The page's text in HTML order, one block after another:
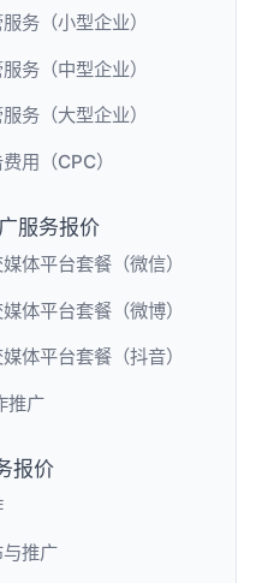
务（小型企业）
务（中型企业）
务（大型企业）
用（CPC）
服务报价
体平台套餐（微信）
体平台套餐（微博）
体平台套餐（抖音）
推广
报价
与推广